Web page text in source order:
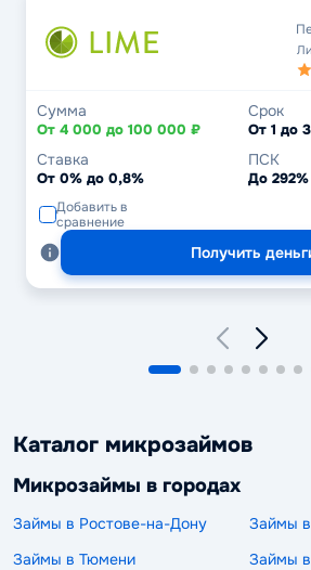
Сумма
От 4 000 до 100 000 ₽
Срок
От 1 до
Ставка
От 0% до 0,8%
ПСК
До 292%
Добавить в
сравнение
Получить
Каталог микрозаймов
Микрозаймы в городах
Займы в Ростове-на-Дону
Займы в
Займы в Тюмени
Займы